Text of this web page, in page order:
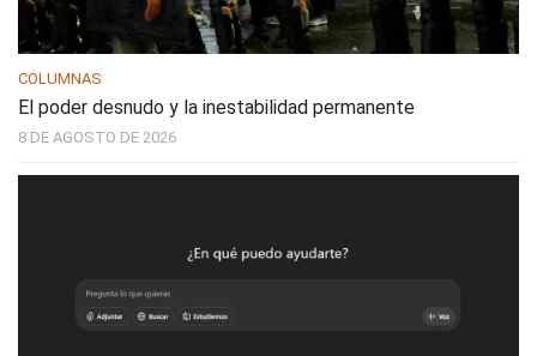
COLUMNAS
El poder desnudo y la inestabilidad permanente
8 DE AGOSTO DE 2026